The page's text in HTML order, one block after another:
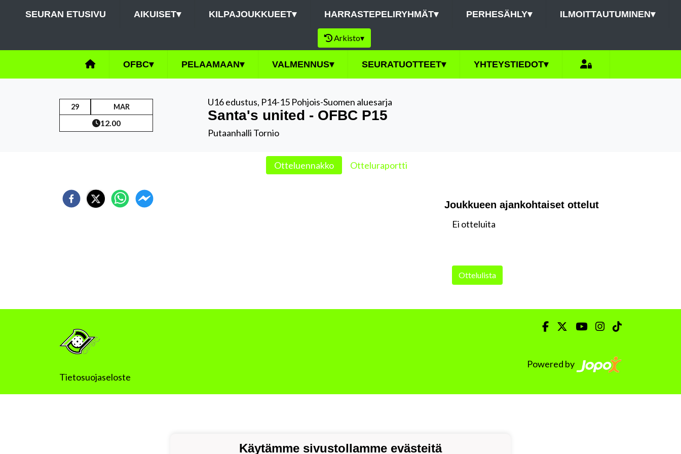
SEURAN ETUSIVU AIKUISET▾ KILPAJOUKKUEET▾ HARRASTEPELIRYHMÄT▾ PERHESÄHLY▾ ILMOITTAUTUMINEN▾
Arkisto▾
OFBC▾ PELAAMAAN▾ VALMENNUS▾ SEURATUOTTEET▾ YHTEYSTIEDOT▾
29 MAR
12.00
U16 edustus, P14-15 Pohjois-Suomen aluesarja
Santa's united - OFBC P15
Putaanhalli Tornio
Otteluennakko Otteluraportti
Joukkueen ajankohtaiset ottelut
Ei otteluita
Ottelulista
Tietosuojaseloste
Powered by
Käytämme sivustollamme evästeitä